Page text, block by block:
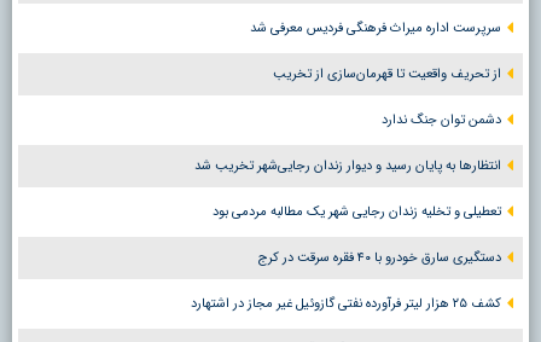
سرپرست اداره میراث فرهنگی فردیس معرفی شد
از تحریف واقعیت تا قهرمان‌سازی از تخریب
دشمن توان جنگ ندارد
انتظارها به پایان رسید و دیوار زندان رجایی‌شهر تخریب شد
تعطیلی و تخلیه زندان رجایی شهر یک مطالبه مردمی بود
دستگیری سارق خودرو با ۴۰ فقره سرقت در کرج
کشف ۲۵ هزار لیتر فرآورده نفتی گازوئیل غیر مجاز در اشتهارد